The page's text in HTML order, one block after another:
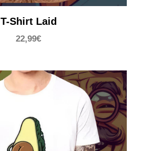
T-Shirt Laid
22,99€